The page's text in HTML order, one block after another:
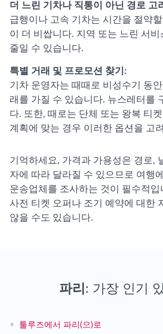
더 느린 기차나 직통이 아닌 경로 고
급행이나 고속 기차는 시간을 절약
이 더 비쌉니다. 지역 또는 느린 서
줄일 수 있습니다.
특별 거래 및 프로모션 찾기:
기차 운영자는 때때로 비성수기 동
래를 가질 수 있습니다. 뉴스레터를
다. 또한, 때로는 단체 또는 왕복 티
계획에 맞는 경우 이러한 옵션을 고
기억하세요, 가격과 가용성은 경로,
자에 따라 달라질 수 있으므로 여행
운송업체를 조사하는 것이 필수적
사전 티켓 오퍼나 조기 예약에 대한
않을 수도 있습니다.
파리 : 가장 인기
• 툴루즈에서 파리(으)로